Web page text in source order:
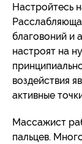
Настройтесь
благовоний и
настроят на
воздействия
активные
Массажист
пальцев.